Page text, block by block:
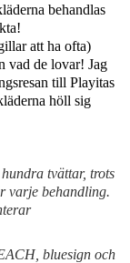
behandlas
att ha ofta)
vad de lovar! Jag
till Playitas
höll sig
tvättar, trots
varje behandling.
bluesign och